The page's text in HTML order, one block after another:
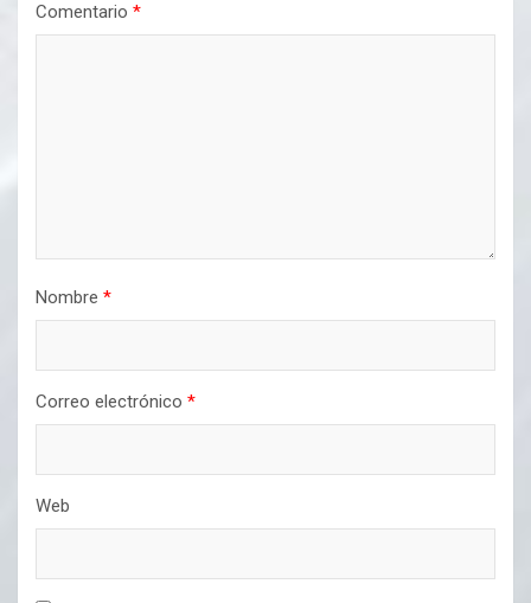
Comentario *
Nombre *
Correo electrónico *
Web